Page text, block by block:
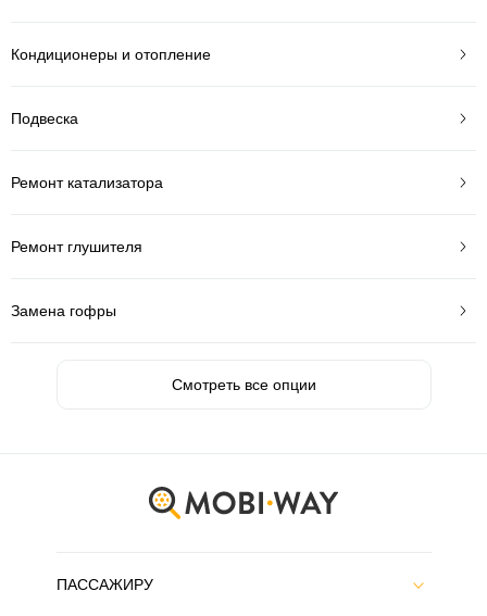
Кондиционеры и отопление
Подвеска
Ремонт катализатора
Ремонт глушителя
Замена гофры
Смотреть все опции
ПАССАЖИРУ